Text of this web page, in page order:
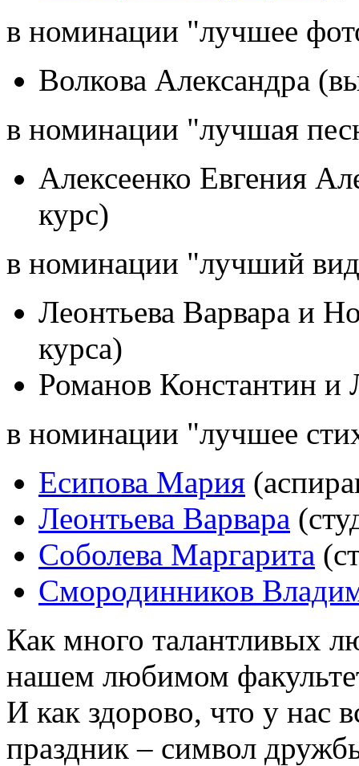
в номинации "лучшее
Волкова Александра
в номинации "лучшая
Алексеенко Евгения
курс)
в номинации "лучший
Леонтьева Варвара и
курса)
Романов Константин и
в номинации "лучшее
Есипова Мария
Леонтьева Варвара
Соболева Маргарита
Смородинников
Как много талантливых
нашем любимом
И как здорово, что у нас
праздник – символ